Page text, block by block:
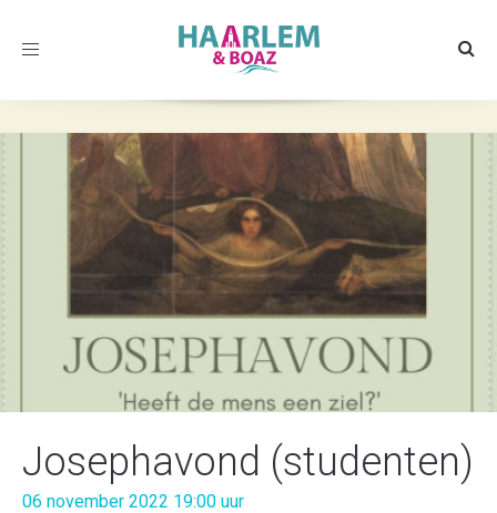
Toggle
Josephavond (studenten)
06 november 2022 19:00 uur